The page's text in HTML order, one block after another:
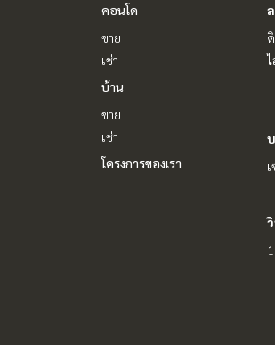
คอนโด
ขาย
เช่า
บ้าน
ขาย
เช่า
โครงการของเรา